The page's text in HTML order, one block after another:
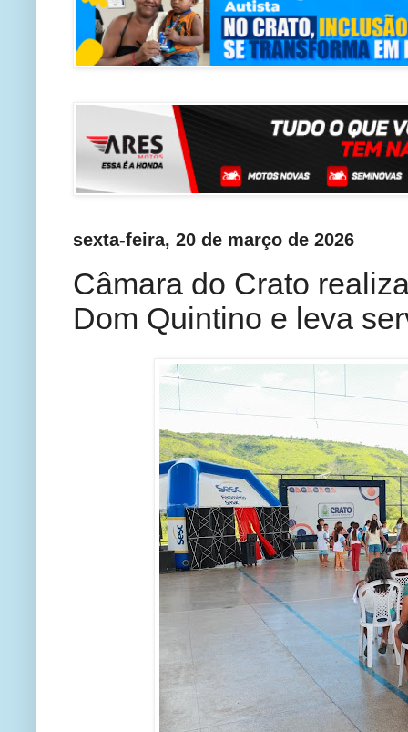
sexta-feira, 20 de março de 2026
Câmara do Crato
Dom Quintino e leva